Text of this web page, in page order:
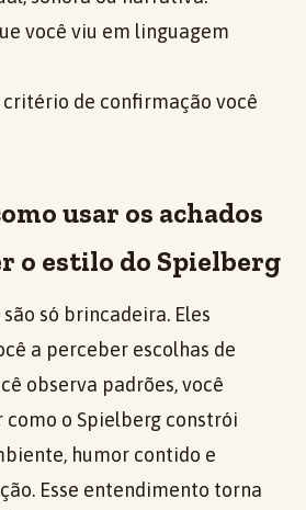
você viu em linguagem
critério de confirmação você
usar os achados
o estilo do Spielberg
só brincadeira. Eles
a perceber escolhas de
observa padrões, você
como o Spielberg constrói
humor contido e
Esse entendimento torna